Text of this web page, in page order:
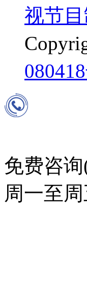
视节
免费咨
周一至